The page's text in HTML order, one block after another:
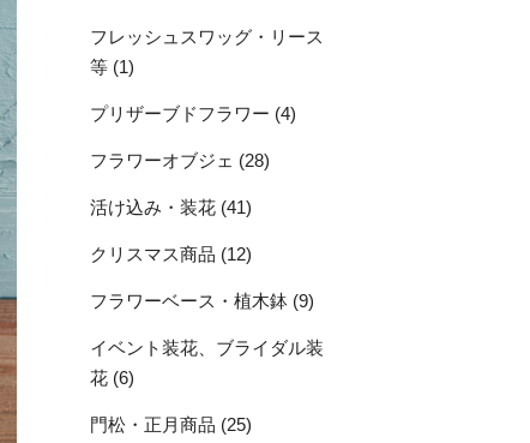
フレッシュスワッグ・リース
等 (1)
プリザーブドフラワー (4)
フラワーオブジェ (28)
活け込み・装花 (41)
クリスマス商品 (12)
フラワーベース・植木鉢 (9)
イベント装花、ブライダル装
花 (6)
門松・正月商品 (25)